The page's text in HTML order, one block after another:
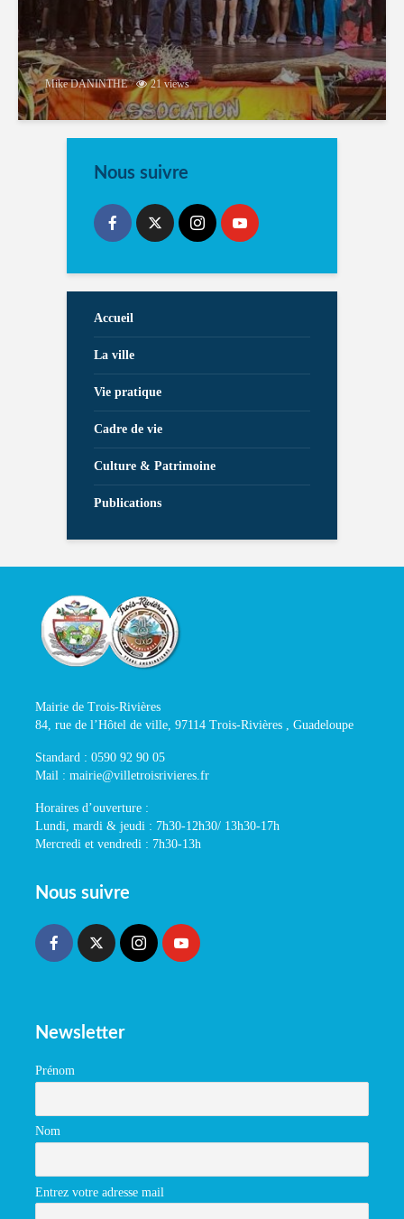
Mike DANINTHE 21 views
Nous suivre
Accueil
La ville
Vie pratique
Cadre de vie
Culture & Patrimoine
Publications
Mairie de Trois-Rivières
84, rue de l’Hôtel de ville, 97114 Trois-Rivières , Guadeloupe
Standard : 0590 92 90 05
Mail : mairie@villetroisrivieres.fr
Horaires d’ouverture :
Lundi, mardi & jeudi : 7h30-12h30/ 13h30-17h
Mercredi et vendredi : 7h30-13h
Nous suivre
Newsletter
Prénom
Nom
Entrez votre adresse mail